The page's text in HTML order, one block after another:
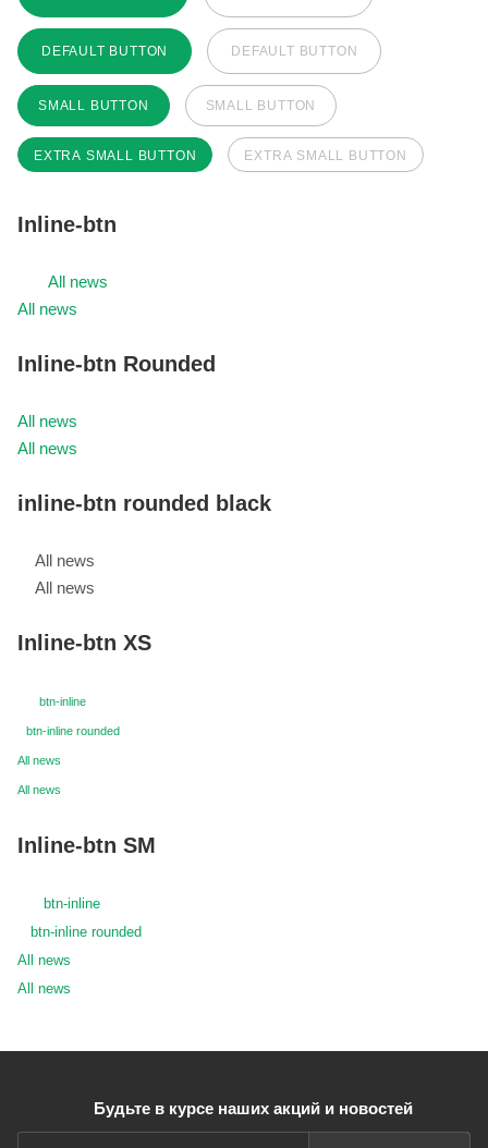
DEFAULT BUTTON DEFAULT BUTTON
SMALL BUTTON SMALL BUTTON
EXTRA SMALL BUTTON EXTRA SMALL BUTTON
Inline-btn
All news
All news
Inline-btn Rounded
All news
All news
inline-btn rounded black
All news
All news
Inline-btn XS
btn-inline
btn-inline rounded
All news
All news
Inline-btn SM
btn-inline
btn-inline rounded
All news
All news
Будьте в курсе наших акций и новостей